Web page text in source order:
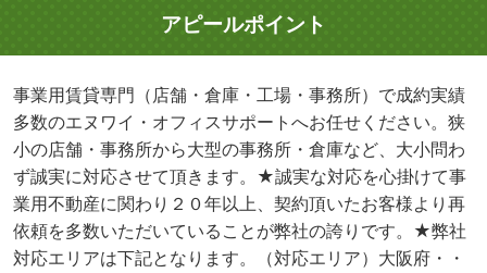
アピールポイント
事業用賃貸専門（店舗・倉庫・工場・事務所）で成約実績
多数のエヌワイ・オフィスサポートへお任せください。狭
小の店舗・事務所から大型の事務所・倉庫など、大小問わ
ず誠実に対応させて頂きます。★誠実な対応を心掛けて事
業用不動産に関わり２０年以上、契約頂いたお客様より再
依頼を多数いただいていることが弊社の誇りです。★弊社
対応エリアは下記となります。（対応エリア）大阪府・・